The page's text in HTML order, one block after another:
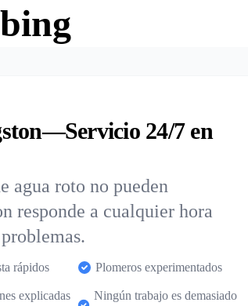
24/7 en
agua roto no pueden
responde a cualquier hora
rápidos Plomeros experimentados
explicadas
Ningún trabajo es demasiado